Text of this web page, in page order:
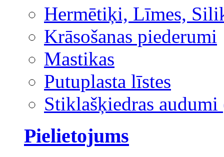
Hermētiķi, Līmes,
Krāsošanas piederumi
Mastikas
Putuplasta līstes
Stiklašķiedras audumi
Pielietojums